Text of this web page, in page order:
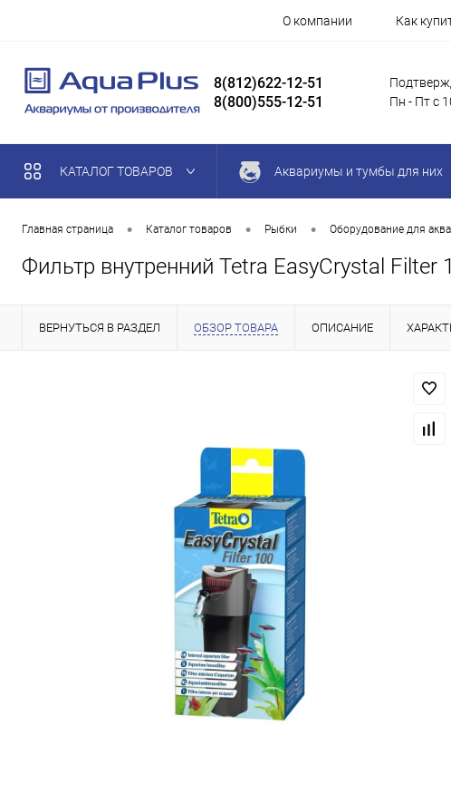
О компании Как
8(812)622-12-51
8(800)555-12-51
Пн - Пт с
КАТАЛОГ ТОВАРОВ Аквариумы и тумбы для них
Главная страница • Каталог товаров • Рыбки • Оборудование для
Фильтр внутренний Tetra EasyCrystal
ВЕРНУТЬСЯ В РАЗДЕЛ ОБЗОР ТОВАРА ОПИСАНИЕ